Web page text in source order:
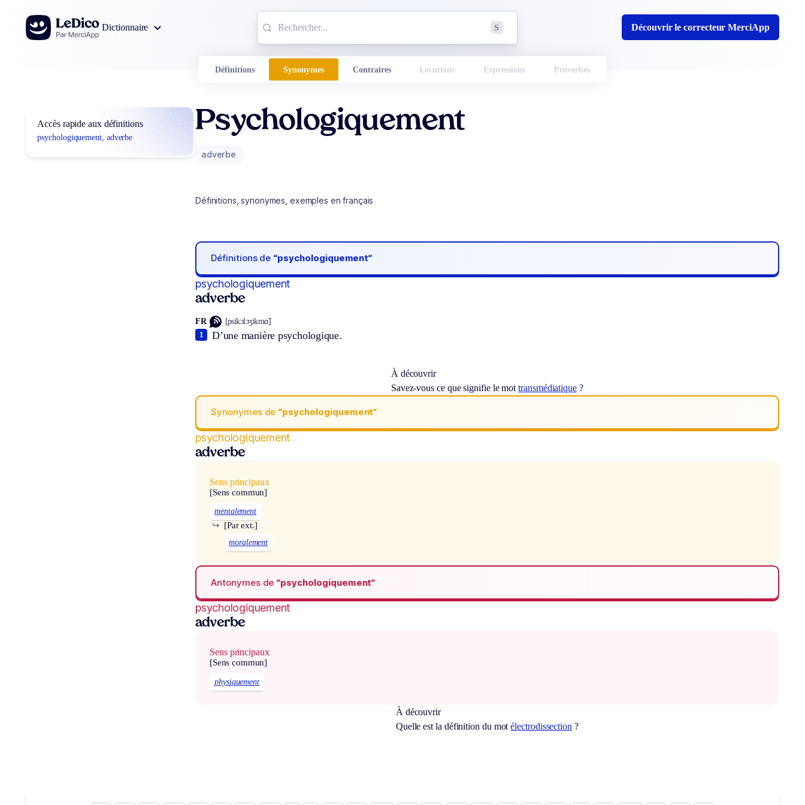
Aller au contenu
Dictionnaire
S Découvrir le correcteur MerciApp
Définitions Synonymes Contraires Locutions Expressions Proverbes
Accès rapide aux définitions
psychologiquement, adverbe
Psychologiquement
adverbe
Définitions, synonymes, exemples en français
Définitions de “psychologiquement“
psychologiquement
adverbe
FR [psikɔlɔʒikmɑ̃]
D’une manière psychologique.
1
À découvrir
Savez-vous ce que signifie le mottransmédiatique?
Synonymes de “psychologiquement“
psychologiquement
adverbe
Sens principaux
[Sens commun]
mentalement
[Par ext.]
↪
moralement
Antonymes de “psychologiquement“
psychologiquement
adverbe
Sens principaux
[Sens commun]
physiquement
À découvrir
Quelle est la définition du motélectrodissection ?